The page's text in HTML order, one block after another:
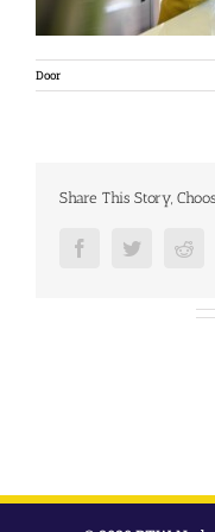
Door
Share This Story,
FacebookTwitter